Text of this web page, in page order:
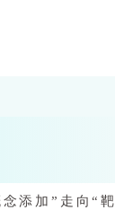
添加”走向“靶